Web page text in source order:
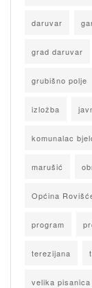
daruvar
grad daruvar
grubišno polje
izložba
komunalac
marušić
Općina
program
terezijana
velika pisanica